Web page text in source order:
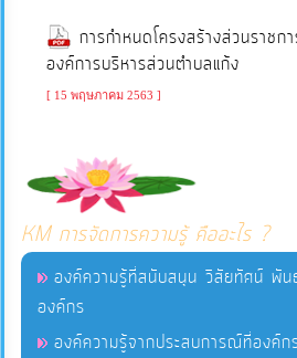
งบ
ประมาณ
การ
บริหาร
และ
พัฒนา
ทรัพยากร
บุคคล
การกำหนดโครงสร้างส่วนราชก
องค์การบริหารส่วนตำบลแก้ง
[ 15 พฤษภาคม 2563 ]
KM การจัดการความรู้ คืออะไร ?
องค์ความรู้ที่สนับสนุน วิสัยทัศน์ พั
องค์กร
องค์ความรู้จากประสบการณ์ที่องค์ก